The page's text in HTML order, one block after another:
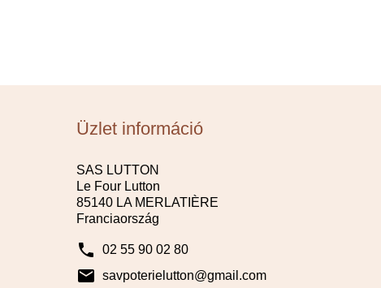
Üzlet információ
SAS LUTTON
Le Four Lutton
85140 LA MERLATIÈRE
Franciaország
phone 02 55 90 02 80
mail savpoterielutton@gmail.com